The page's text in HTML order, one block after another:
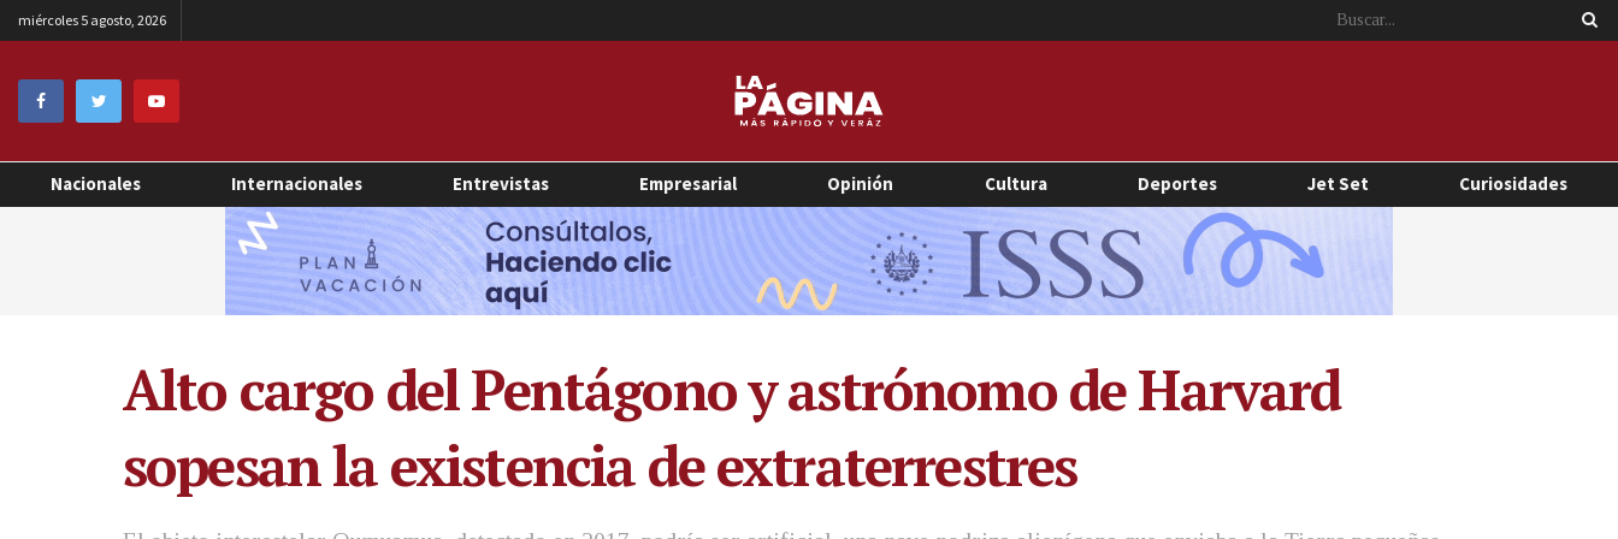
miércoles 5 agosto, 2026
Nacionales Internacionales Entrevistas Empresarial Opinión Cultura Deportes Jet Set Curiosidades
Alto cargo del Pentágono y astrónomo de Harvard
sopesan la existencia de extraterrestres